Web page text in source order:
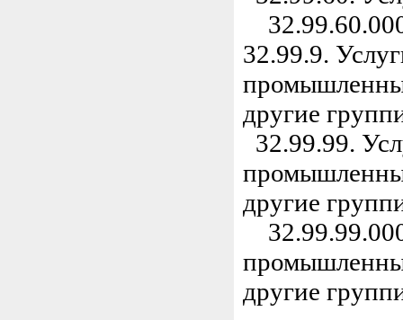
32.99.9.
другие
32.99.99.
другие
другие